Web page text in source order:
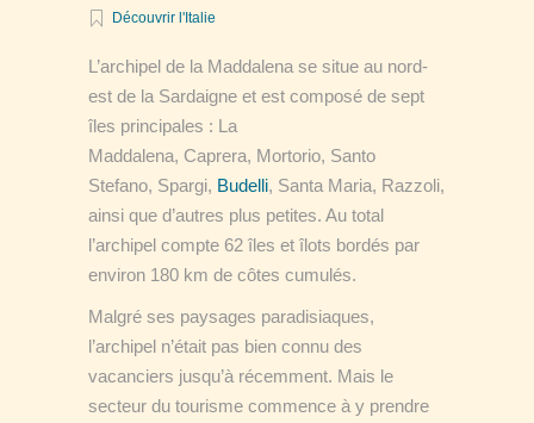
Découvrir l'Italie
L’archipel de la Maddalena se situe au nord-
est de la Sardaigne et est composé de sept
îles principales : La
Maddalena, Caprera, Mortorio, Santo
Stefano, Spargi, Budelli, Santa Maria, Razzoli,
ainsi que d’autres plus petites. Au total
l’archipel compte 62 îles et îlots bordés par
environ 180 km de côtes cumulés.
Malgré ses paysages paradisiaques,
l’archipel n’était pas bien connu des
vacanciers jusqu’à récemment. Mais le
secteur du tourisme commence à y prendre